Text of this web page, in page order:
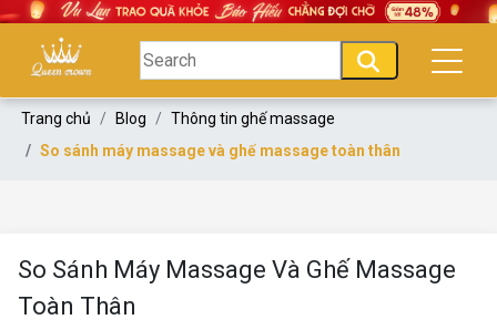
Trang chủ Blog
Thông tin ghế massage
So sánh máy massage và ghế massage toàn thân
So Sánh Máy Massage Và Ghế Massage
Toàn Thân